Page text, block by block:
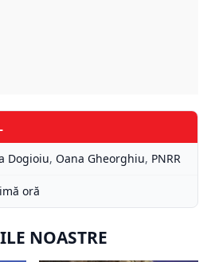
Dogioiu, Oana Gheorghiu, PNRR
oră
NOASTRE